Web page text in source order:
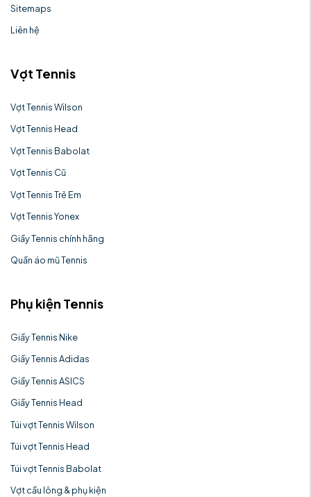
Sitemaps
Liên hệ
Vợt Tennis
Vợt Tennis Wilson
Vợt Tennis Head
Vợt Tennis Babolat
Vợt Tennis Cũ
Vợt Tennis Trẻ Em
Vợt Tennis Yonex
Giầy Tennis chính hãng
Quần áo mũ Tennis
Phụ kiện Tennis
Giầy Tennis Nike
Giầy Tennis Adidas
Giầy Tennis ASICS
Giầy Tennis Head
Túi vợt Tennis Wilson
Túi vợt Tennis Head
Túi vợt Tennis Babolat
Vợt cầu lông & phụ kiện